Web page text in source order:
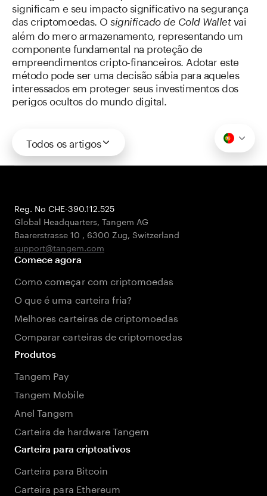
significam e seu impacto significativo na segurança
das criptomoedas. O significado de Cold Walletvai
além do mero armazenamento, representando um
componente fundamental na proteção de
empreendimentos cripto-financeiros. Adotar este
método pode ser uma decisão sábia para aqueles
interessados em proteger seus investimentos dos
perigos ocultos do mundo digital.
Todos os artigos
Reg. No CHE-390.112.525
Global Headquarters, Tangem AG
Baarerstrasse 10 , 6300 Zug, Switzerland
support@tangem.com
Comece agora
Como começar com criptomoedas
O que é uma carteira fria?
Melhores carteiras de criptomoedas
Comparar carteiras de criptomoedas
Produtos
Tangem Pay
Tangem Mobile
Anel Tangem
Carteira de hardware Tangem
Carteira para criptoativos
Carteira para Bitcoin
Carteira para Ethereum